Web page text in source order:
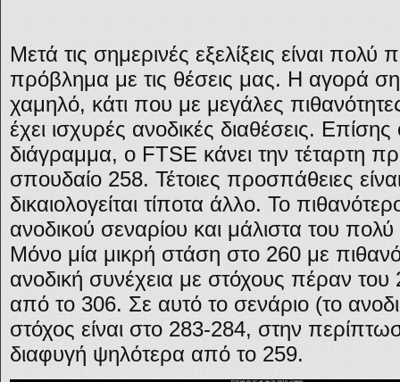
Μετά τις σημερινές εξελίξεις είναι πολύ
πρόβλημα με τις θέσεις μας. Η αγορά
χαμηλό, κάτι που με μεγάλες
έχει ισχυρές ανοδικές διαθέσεις.
διάγραμμα, ο FTSE κάνει την τέταρτη
σπουδαίο 258. Τέτοιες προσπάθειες
δικαιολογείται τίποτα άλλο. Το
ανοδικού σεναρίου και μάλιστα του
Μόνο μία μικρή στάση στο 260 με
ανοδική συνέχεια με στόχους πέραν του
από το 306. Σε αυτό το σενάριο (το
στόχος είναι στο 283-284, στην
διαφυγή ψηλότερα από το 259.